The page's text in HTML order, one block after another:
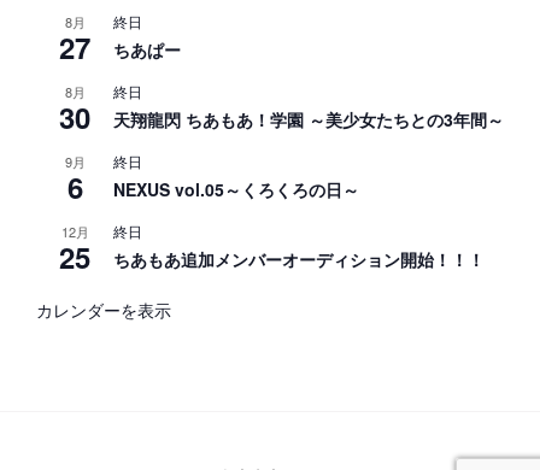
8月
27
終日
ちあぱー
8月
30
終日
天翔龍閃 ちあもあ！学園 ～美少女たちとの3年間～
9月
6
終日
NEXUS vol.05～くろくろの日～
12月
25
終日
ちあもあ追加メンバーオーディション開始！！！
カレンダーを表示